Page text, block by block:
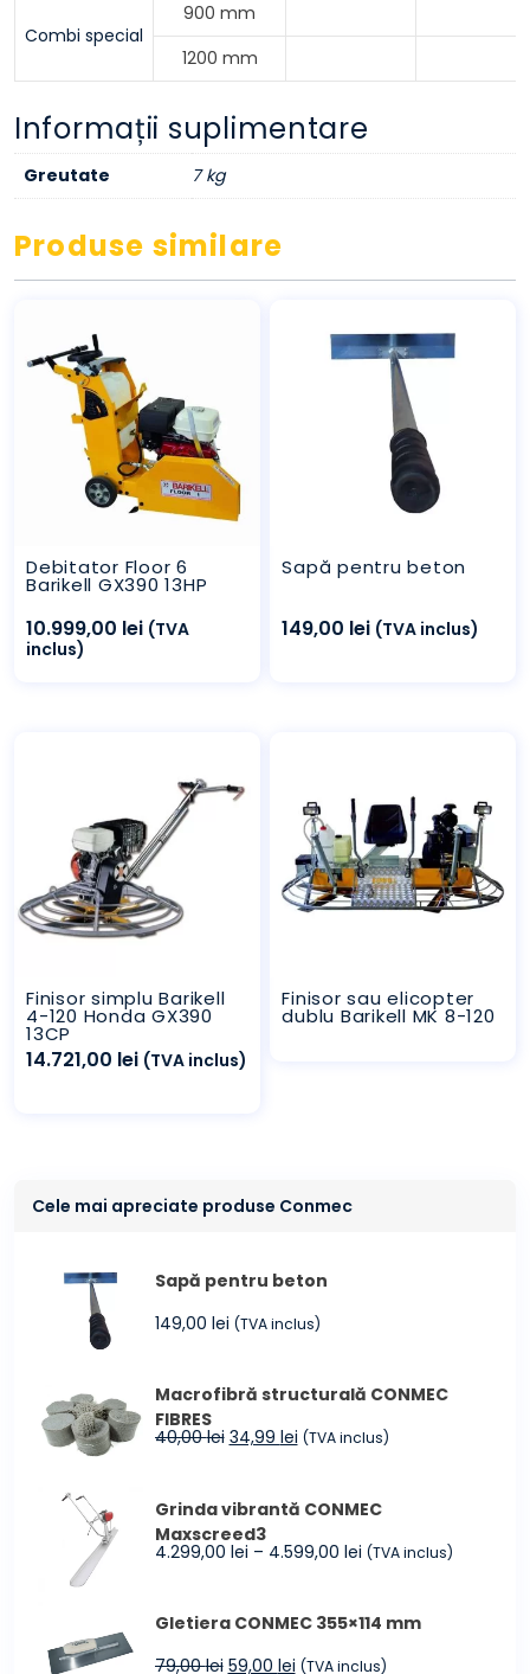
Combi special
900 mm
1200 mm
Informații suplimentare
Greutate 7 kg
Produse similare
Debitator Floor 6
Barikell GX390 13HP
10.999,00 lei (TVA
inclus)
Sapă pentru beton
149,00 lei (TVA inclus)
Finisor simplu Barikell
4-120 Honda GX390
13CP
14.721,00 lei (TVA inclus)
Finisor sau elicopter
dublu Barikell MK 8-120
Cele mai apreciate produse Conmec
Sapă pentru beton
149,00 lei (TVA inclus)
Macrofibră structurală CONMEC
FIBRES
40,00lei Prețul
fost:
40,00 lei.
34,99 leiPrețul
34,99 lei.
(TVA inclus)
Grinda vibrantă CONMEC
Maxscreed3
4.299,00 lei – 4.599,00 leiInterval
4.299,00 lei
(TVA inclus)
Gletiera CONMEC 355×114 mm
79,00lei Prețul
59,00 leiPrețul
(TVA inclus)